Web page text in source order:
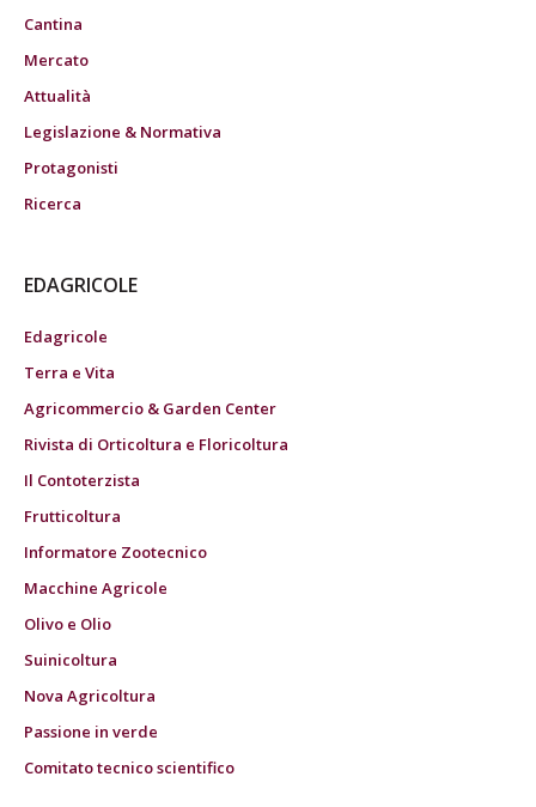
Cantina
Mercato
Attualità
Legislazione & Normativa
Protagonisti
Ricerca
EDAGRICOLE
Edagricole
Terra e Vita
Agricommercio & Garden Center
Rivista di Orticoltura e Floricoltura
Il Contoterzista
Frutticoltura
Informatore Zootecnico
Macchine Agricole
Olivo e Olio
Suinicoltura
Nova Agricoltura
Passione in verde
Comitato tecnico scientifico